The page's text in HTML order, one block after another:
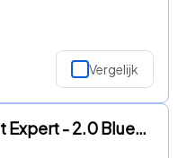
Vergelijk
Peugeot Expert - 2.0 BlueHDI 145PK Automaat Airco Bluetooth Cruise Control Tr